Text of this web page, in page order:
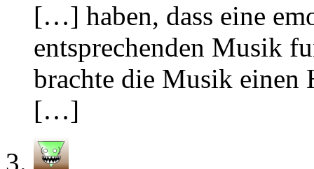
[…] haben, dass eine
entsprechenden Musik
brachte die Musik
[…]